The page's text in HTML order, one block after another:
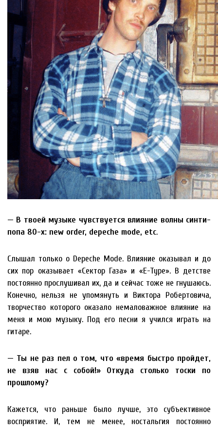
— В твоей музыке чувствуется влияние волны синти-
попа 80-х: new order, depeche mode, etc.
Слышал только о Depeche Mode. Влияние оказывал и до
сих пор оказывает «Сектор Газа» и «E-Type». В детстве
постоянно прослушивал их, да и сейчас тоже не гнушаюсь.
Конечно, нельзя не упомянуть и Виктора Робертовича,
творчество которого оказало немаловажное влияние на
меня и мою музыку. Под его песни я учился играть на
гитаре.
— Ты не раз пел о том, что «время быстро пройдет,
не взяв нас с собой!» Откуда столько тоски по
прошлому?
Кажется, что раньше было лучше, это субъективное
восприятие. И, тем не менее, ностальгия постоянно